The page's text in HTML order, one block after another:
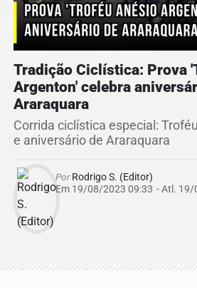
Tradição Ciclística: Prova
Argenton' celebra
Araraquara
Corrida ciclística especial:
e aniversário de Araraquara
PorRodrigo S. (Editor)
Em 19/08/2023 09:33 - Atl. 19/